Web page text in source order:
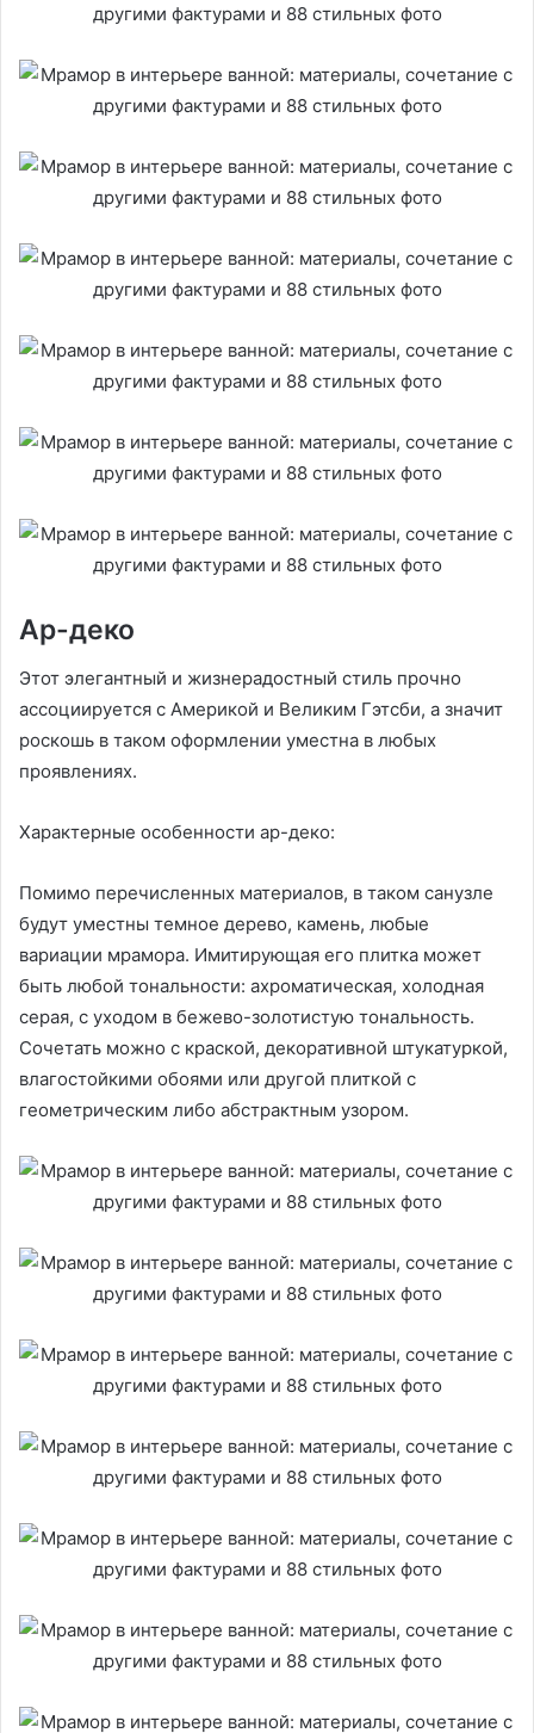
Ар-деко
Этот элегантный и жизнерадостный стиль прочно
ассоциируется с Америкой и Великим Гэтсби, а значит
роскошь в таком оформлении уместна в любых
проявлениях.
Характерные особенности ар-деко:
Помимо перечисленных материалов, в таком санузле
будут уместны темное дерево, камень, любые
вариации мрамора. Имитирующая его плитка может
быть любой тональности: ахроматическая, холодная
серая, с уходом в бежево-золотистую тональность.
Сочетать можно с краской, декоративной штукатуркой,
влагостойкими обоями или другой плиткой с
геометрическим либо абстрактным узором.